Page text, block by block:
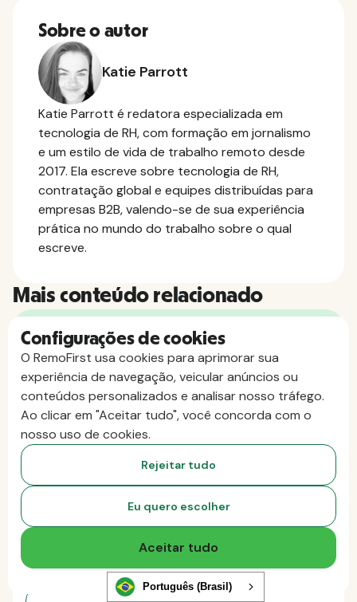
Sobre o autor
Katie Parrott
Katie Parrott é redatora especializada em
tecnologia de RH, com formação em jornalismo
e um estilo de vida de trabalho remoto desde
2017. Ela escreve sobre tecnologia de RH,
contratação global e equipes distribuídas para
empresas B2B, valendo-se de sua experiência
prática no mundo do trabalho sobre o qual
escreve.
Mais conteúdo relacionado
Empreiteiros internacionais
Alyson Hunter
Quando é que o seu prestador de
funcionário nas Filipinas?
Configurações de cookies
O RemoFirst usa cookies para aprimorar sua
experiência de navegação, veicular anúncios ou
conteúdos personalizados e analisar nosso tráfego.
Ao clicar em "Aceitar tudo", você concorda com o
nosso uso de cookies.
Rejeitar tudo
Eu quero escolher
Aceitar tudo
Português (Brasil)